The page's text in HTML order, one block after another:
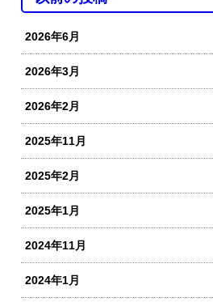
2026年6月
2026年3月
2026年2月
2025年11月
2025年2月
2025年1月
2024年11月
2024年1月